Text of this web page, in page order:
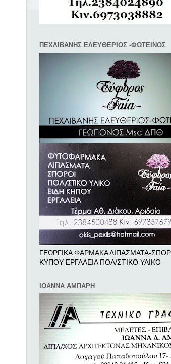
ΠΕΧΛΙΒANΗΣ ΕΛΕΥΘΕΡΙΟΣ -ΦΩΤΕΙΝΟΣ
ΓΕΩΡΓΙΚΑ ΦΑΡΜΑΚΑ ΛΙΠΑΣΜΑΤΑ-
ΚΥΠΟΥ ΕΡΓΑΛΕΙΑ ΠΟΛ/ΣΤΙΚΟ ΥΛΙΚΟ
ΙΩΑΝΝΑ ΑΜΠΑΡΗ